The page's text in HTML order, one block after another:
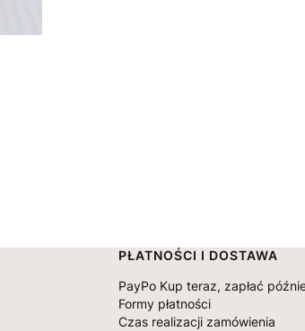
Linki w stopce
PŁATNOŚCI I DOSTAWA
PayPo Kup teraz, zapłać
Formy płatności
Czas realizacji zamówienia